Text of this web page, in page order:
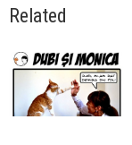
Related